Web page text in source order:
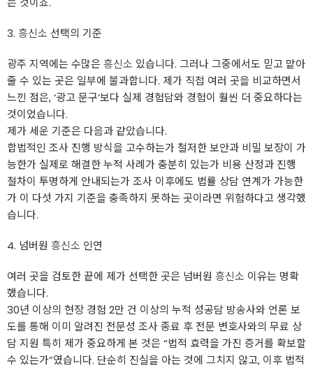
3. 흥신소 선택의 기준
광주 지역에는 수많은 흥신소 있습니다. 그러나 그중에서도 믿고 맡아
줄 수 있는 곳은 일부에 불과합니다. 제가 직접 여러 곳을 비교하면서
느낀 점은, ‘광고 문구’보다 실제 경험담와 경험이 훨씬 더 중요하다는
것이었습니다.
제가 세운 기준은 다음과 같았습니다.
합법적인 조사 진행 방식을 고수하는가 철저한 보안과 비밀 보장이 가
능한가 실제로 해결한 누적 사례가 충분히 있는가 비용 산정과 진행
절차이 투명하게 안내되는가 조사 이후에도 법률 상담 연계가 가능한
가 이 다섯 가지 기준을 충족하지 못하는 곳이라면 위험하다고 생각했
습니다.
4. 넘버원 흥신소 인연
여러 곳을 검토한 끝에 제가 선택한 곳은 넘버원 흥신소 이유는 명확
했습니다.
30년 이상의 현장 경험 2만 건 이상의 누적 성공담 방송사와 언론 보
도를 통해 이미 알려진 전문성 조사 종료 후 전문 변호사와의 무료 상
담 지원 특히 제가 중요하게 본 것은 “법적 효력을 가진 증거를 확보할
수 있는가”였습니다. 단순히 진실을 아는 것에 그치지 않고, 이후 법적